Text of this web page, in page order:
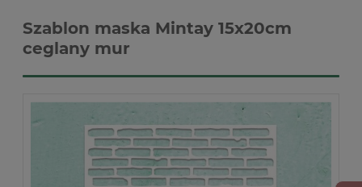
Szablon maska Mintay 15x20cm
ceglany mur